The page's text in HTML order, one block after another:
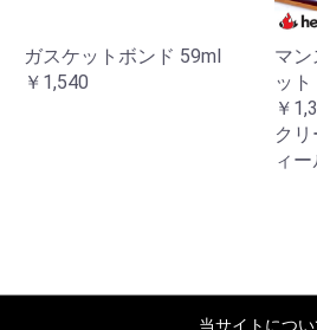
ガスケットボンド 59ml
￥1,540
マ
ッ
￥
ク
ィ
当サイトについ